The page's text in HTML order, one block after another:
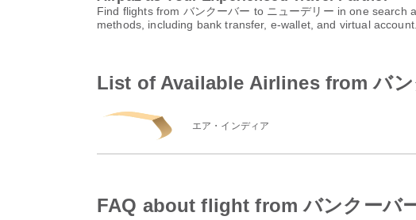
Find flights from バンクーバー to ニューデリー in one
methods, including bank transfer, e-wallet, and virtual
List of Available Airlines from バン
エア・インディア
FAQ about flight from バンクーバ